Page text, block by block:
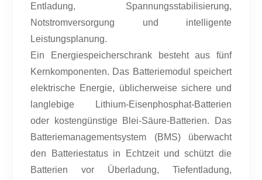
Entladung, Spannungsstabilisierung,
Notstromversorgung und intelligente
Leistungsplanung.
Ein Energiespeicherschrank besteht aus fünf
Kernkomponenten. Das Batteriemodul speichert
elektrische Energie, üblicherweise sichere und
langlebige Lithium-Eisenphosphat-Batterien
oder kostengünstige Blei-Säure-Batterien. Das
Batteriemanagementsystem (BMS) überwacht
den Batteriestatus in Echtzeit und schützt die
Batterien vor Überladung, Tiefentladung,